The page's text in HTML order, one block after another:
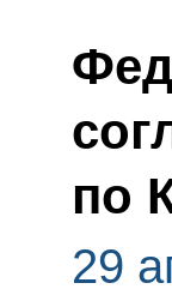
по
29